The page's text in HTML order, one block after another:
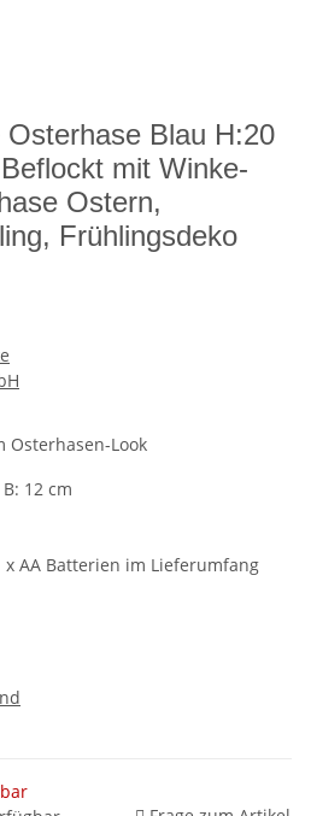
Blau H:20
mit Winke-
Ostern,
Frühlingsdeko
Osterhasen-Look
12 cm
AA Batterien im Lieferumfang